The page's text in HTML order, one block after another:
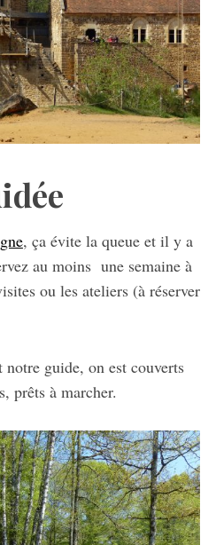
, ça évite la queue et il y a
au moins une semaine à
ou les ateliers (à réserver
guide, on est couverts
prêts à marcher.